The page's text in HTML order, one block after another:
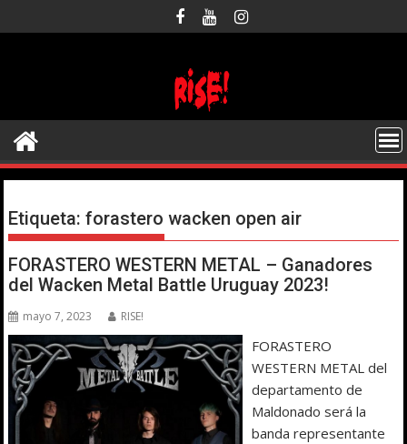
al
Etiqueta:forastero wacken open air
FORASTERO WESTERN METAL – Ganadores
del Wacken Metal Battle Uruguay 2023!
mayo 7, 2023 RISE!
FORASTERO
WESTERN METAL del
departamento de
Maldonado será la
banda representante